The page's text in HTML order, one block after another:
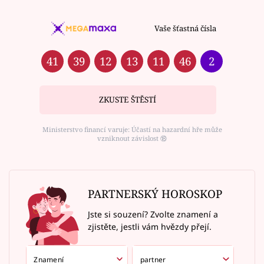
Vaše šťastná čísla
41 39 12 13 11 46 2
ZKUSTE ŠTĚSTÍ
Ministerstvo financí varuje: Účastí na hazardní hře může
vzniknout závislost ⑱
PARTNERSKÝ HOROSKOP
Jste si souzení? Zvolte znamení a
zjistěte, jestli vám hvězdy přejí.